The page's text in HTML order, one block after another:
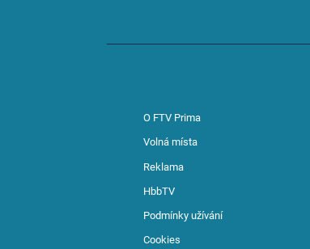
O FTV Prima
Volná místa
Reklama
HbbTV
Podmínky užívání
Cookies